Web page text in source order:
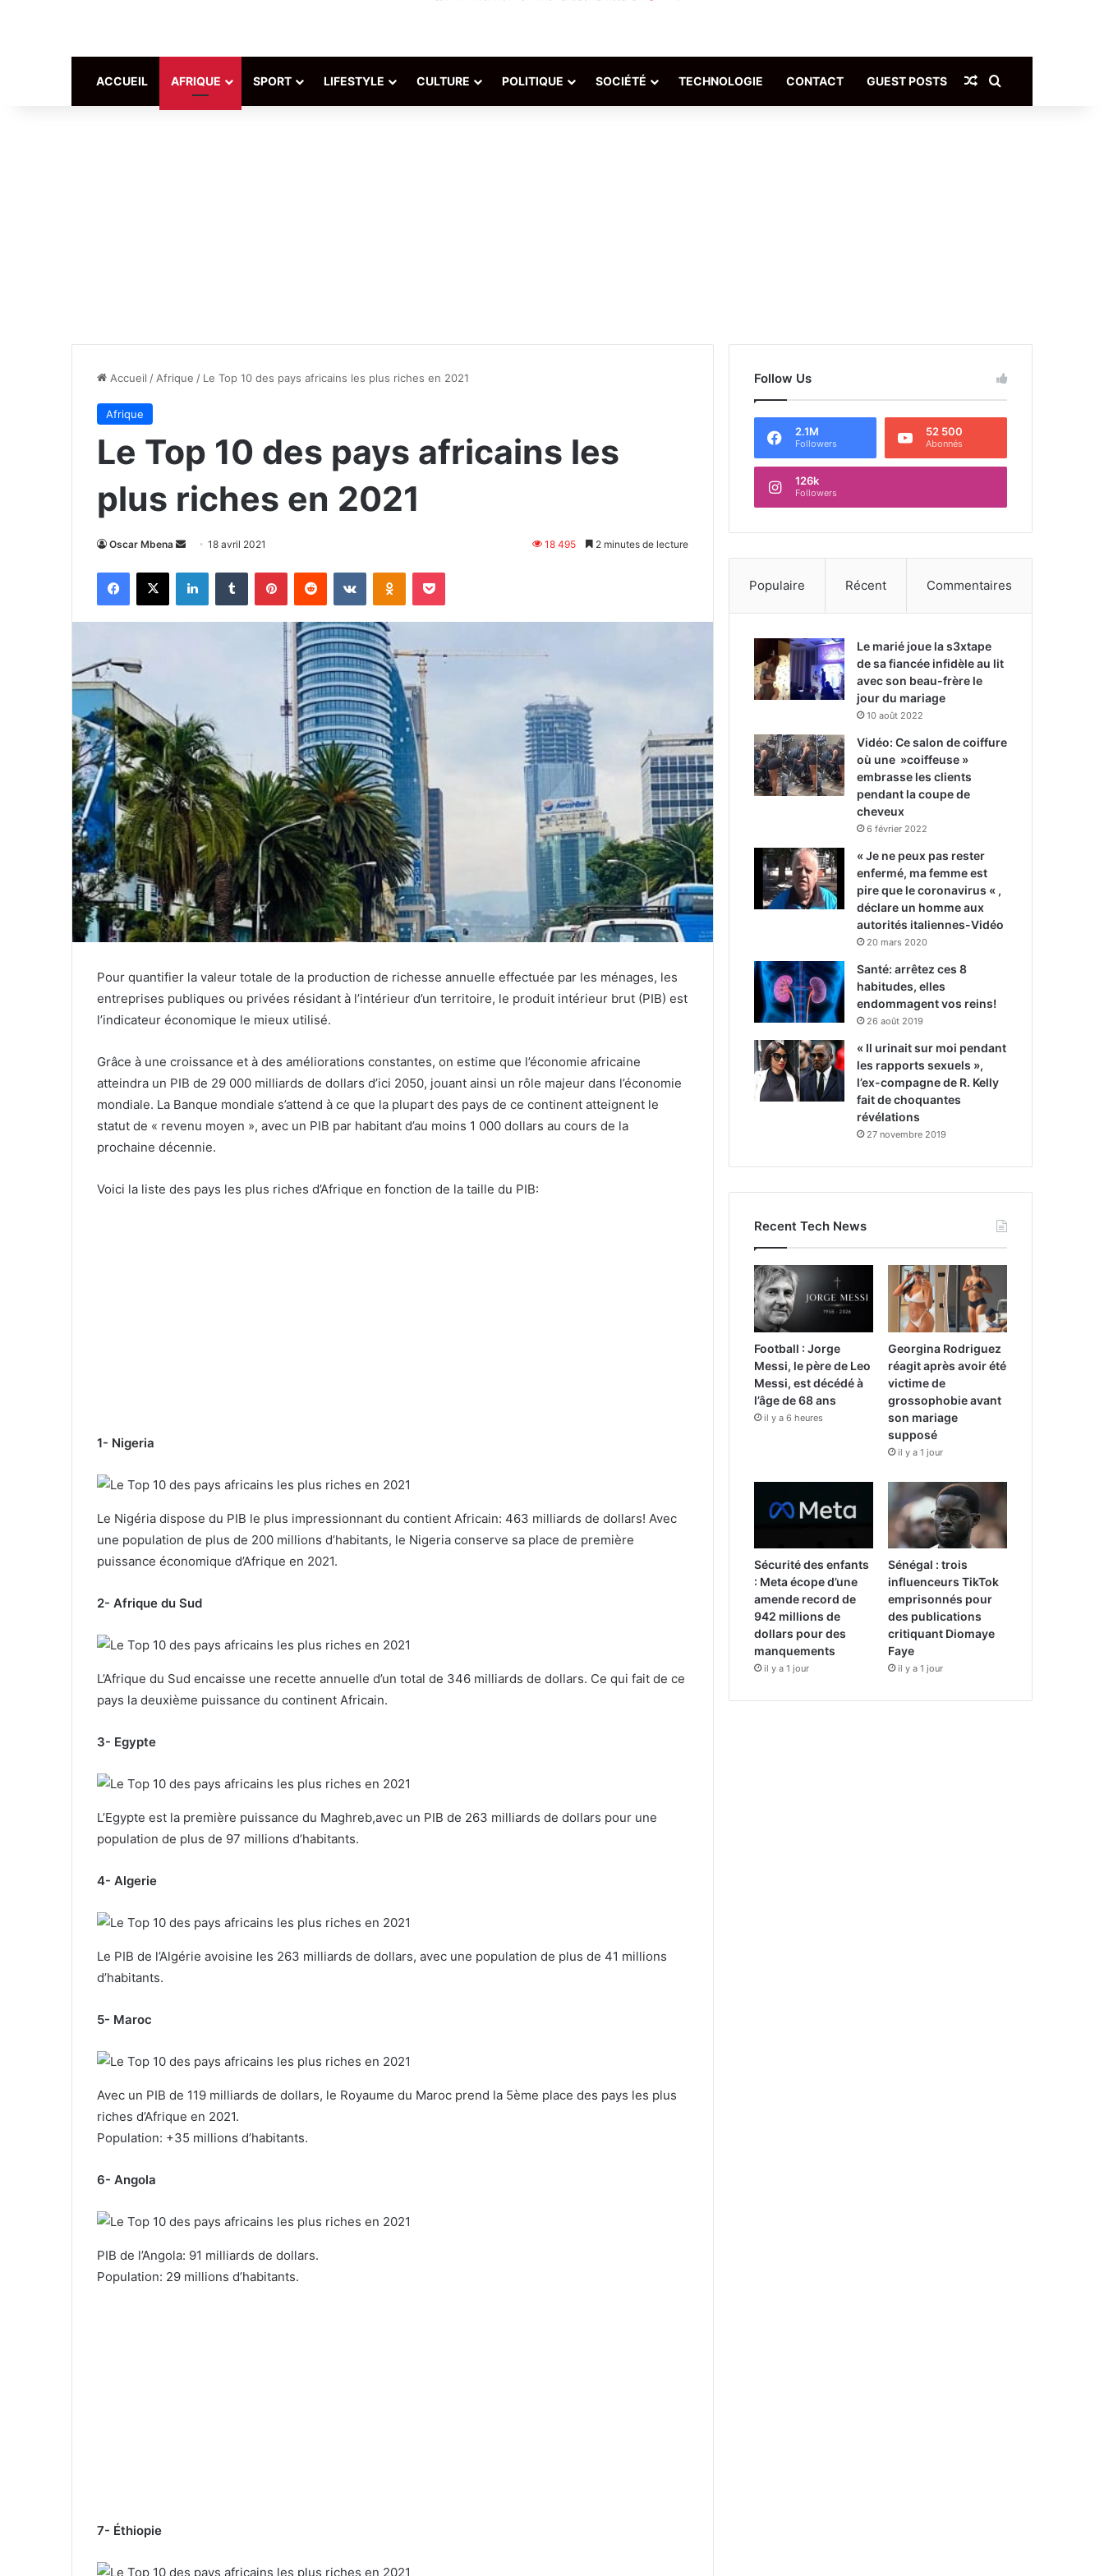
ACCUEIL AFRIQUE SPORT LIFESTYLE CULTURE POLITIQUE SOCIÉTÉ TECHNOLOGIE CONTACT GUEST POSTS Article Aléatoire
Accueil / Afrique / Le Top 10 des pays africains les plus riches en 2021
Afrique
Le Top 10 des pays africains les
plus riches en 2021
Oscar Mbena
Envoyer
courriel
18 avril 2021 18 495 2 minutes de lecture
Facebook
X LinkedinTumblr PinterestReddit VKontakteOdnoklassniki
Pocket
Pour quantifier la valeur totale de la production de richesse annuelle effectuée par les ménages, les
entreprises publiques ou privées résidant à l’intérieur d’un territoire, le produit intérieur brut (PIB) est
l’indicateur économique le mieux utilisé.
Grâce à une croissance et à des améliorations constantes, on estime que l’économie africaine
atteindra un PIB de 29 000 milliards de dollars d’ici 2050, jouant ainsi un rôle majeur dans l’économie
mondiale. La Banque mondiale s’attend à ce que la plupart des pays de ce continent atteignent le
statut de « revenu moyen », avec un PIB par habitant d’au moins 1 000 dollars au cours de la
prochaine décennie.
Voici la liste des pays les plus riches d’Afrique en fonction de la taille du PIB:
1- Nigeria
Le Nigéria dispose du PIB le plus impressionnant du contient Africain: 463 milliards de dollars! Avec
une population de plus de 200 millions d’habitants, le Nigeria conserve sa place de première
puissance économique d’Afrique en 2021.
2- Afrique du Sud
L’Afrique du Sud encaisse une recette annuelle d’un total de 346 milliards de dollars. Ce qui fait de ce
pays la deuxième puissance du continent Africain.
3- Egypte
L’Egypte est la première puissance du Maghreb,avec un PIB de 263 milliards de dollars pour une
population de plus de 97 millions d’habitants.
4- Algerie
Le PIB de l’Algérie avoisine les 263 milliards de dollars, avec une population de plus de 41 millions
d’habitants.
5- Maroc
Avec un PIB de 119 milliards de dollars, le Royaume du Maroc prend la 5ème place des pays les plus
riches d’Afrique en 2021.
Population: +35 millions d’habitants.
6- Angola
PIB de l’Angola: 91 milliards de dollars.
Population: 29 millions d’habitants.
7- Éthiopie
Follow Us
2.1M
Followers
52 500
Abonnés
126k
Followers
Populaire Récent Commentaires
Le marié joue la s3xtape
de sa fiancée infidèle au lit
avec son beau-frère le
jour du mariage
10 août 2022
Vidéo: Ce salon de coiffure
où une »coiffeuse »
embrasse les clients
pendant la coupe de
cheveux
6 février 2022
« Je ne peux pas rester
enfermé, ma femme est
pire que le coronavirus « ,
déclare un homme aux
autorités italiennes-Vidéo
20 mars 2020
Santé: arrêtez ces 8
habitudes, elles
endommagent vos reins!
26 août 2019
« Il urinait sur moi pendant
les rapports sexuels »,
l’ex-compagne de R. Kelly
fait de choquantes
révélations
27 novembre 2019
Recent Tech News
Football : Jorge
Messi, le père de Leo
Messi, est décédé à
l’âge de 68 ans
il y a 6 heures
Georgina Rodriguez
réagit après avoir été
victime de
grossophobie avant
son mariage
supposé
il y a 1 jour
Sécurité des enfants
: Meta écope d’une
amende record de
942 millions de
dollars pour des
manquements
il y a 1 jour
Sénégal : trois
influenceurs TikTok
emprisonnés pour
des publications
critiquant Diomaye
Faye
il y a 1 jour